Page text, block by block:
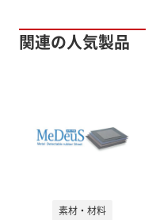
関連の人気製品
素材・材料